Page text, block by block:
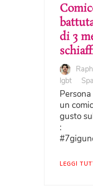
di 3
Raph
lgbt
un
gusto
:
LEGGI